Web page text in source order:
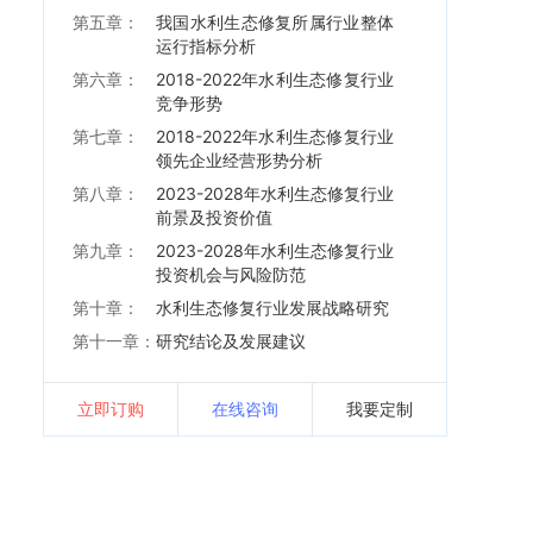
第五章：
我国水利生态修复所属行业整体
运行指标分析
第六章：
2018-2022年水利生态修复行业
竞争形势
第七章：
2018-2022年水利生态修复行业
领先企业经营形势分析
第八章：
2023-2028年水利生态修复行业
前景及投资价值
第九章：
2023-2028年水利生态修复行业
投资机会与风险防范
第十章：
水利生态修复行业发展战略研究
第十一章： 研究结论及发展建议
立即订购 在线咨询 我要定制